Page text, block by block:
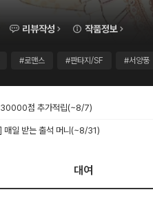
리뷰작성 작품정보
#로맨스 #판타지/SF #서양풍
점 추가적립(~8/7)
매일 받는 출석 머니 (~8/31)
대여